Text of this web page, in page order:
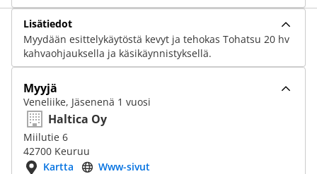
Lisätiedot
Myydään esittelykäytöstä kevyt ja tehokas Tohatsu 20 hv
kahvaohjauksella ja käsikäynnistyksellä.
Myyjä
Veneliike, Jäsenenä 1 vuosi
Haltica Oy
Miilutie 6
42700 Keuruu
Kartta
Www-sivut